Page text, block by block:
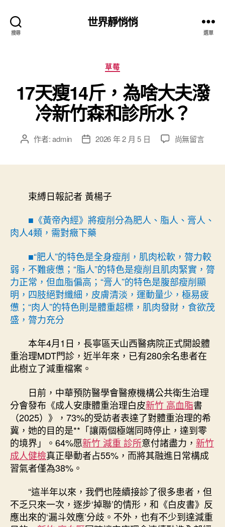
搜尋
世界靜悄悄
選單
分
類
草莓
17天瘦14斤，為啥大夫潑
冷新竹森和診所水？
文 作者:admin
文
期
2026 年 2 月 5 日
在
啥
大
冷
新
竹
森
和
診
水？〉
中
尚無留言
束縛日報記者 黃楊子
■《黃帝內經》將瘦削分為肥人、脂人、膏人、
肉人4類，需對癥下藥
■“肥人”的特色是全身瘦削，肌肉松軟，膂力較
弱，不難疲憊；“脂人”的特色是瘦削且肌肉緊實，膂
力正常，但血脂偏高；“膏人”的特色是腹部瘦削顯
明，四肢絕對纖細，皮膚清淡，運動量少，極易疲
憊；“肉人”的特色則是體重超標，肌肉發財，食欲茂
盛，膂力充分
本年4月1日，長寧區天山西醫病院正式開設體
重治理MDT門診，近半年來，已有280余名患者在
此樹立了減重檔案。
日前，中華預防醫學會醫療機構公共衛生治理
分會發布《成人安康體重治理白皮新竹 高血脂書
（2025）》，73%的受訪者表達了對體重治理的希
冀，她的目的是**「讓兩個極端同時停止，達到零
的境界」。64%愿新竹 減重 診所意付諸盡力， 新竹
成人健檢真正舉動者占55%，而將其融進日常構成
習氣者僅為38%。
“這半年以來，我們也陸續接診了很多患者，但
不乏只來一次，逐步‘掉聯’的情形，和《白皮書》反
應出來的‘漏斗效應’分歧。不外，也有不少到達減重